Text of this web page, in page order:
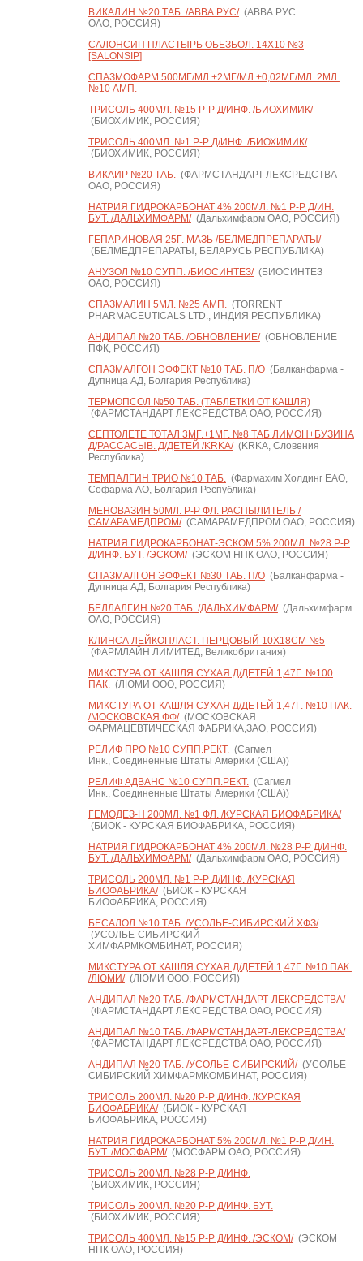
ВИКАЛИН №20 ТАБ. /АВВА РУС/(АВВА РУС
ОАО, РОССИЯ)
САЛОНСИП ПЛАСТЫРЬ ОБЕЗБОЛ. 14X10 №3
[SALONSIP]
СПАЗМОФАРМ 500МГ/МЛ.+2МГ/МЛ.+0,02МГ/МЛ. 2МЛ.
№10 АМП.
ТРИСОЛЬ 400МЛ. №15 Р-Р Д/ИНФ. /БИОХИМИК/
(БИОХИМИК, РОССИЯ)
ТРИСОЛЬ 400МЛ. №1 Р-Р Д/ИНФ. /БИОХИМИК/
(БИОХИМИК, РОССИЯ)
ВИКАИР №20 ТАБ.(ФАРМСТАНДАРТ ЛЕКСРЕДСТВА
ОАО, РОССИЯ)
НАТРИЯ ГИДРОКАРБОНАТ 4% 200МЛ. №1 Р-Р Д/ИН.
БУТ. /ДАЛЬХИМФАРМ/(Дальхимфарм ОАО, РОССИЯ)
ГЕПАРИНОВАЯ 25Г. МАЗЬ /БЕЛМЕДПРЕПАРАТЫ/
(БЕЛМЕДПРЕПАРАТЫ, БЕЛАРУСЬ РЕСПУБЛИКА)
АНУЗОЛ №10 СУПП. /БИОСИНТЕЗ/(БИОСИНТЕЗ
ОАО, РОССИЯ)
СПАЗМАЛИН 5МЛ. №25 АМП.(TORRENT
PHARMACEUTICALS LTD., ИНДИЯ РЕСПУБЛИКА)
АНДИПАЛ №20 ТАБ. /ОБНОВЛЕНИЕ/(ОБНОВЛЕНИЕ
ПФК, РОССИЯ)
СПАЗМАЛГОН ЭФФЕКТ №10 ТАБ. П/О(Балканфарма -
Дупница АД, Болгария Республика)
ТЕРМОПСОЛ №50 ТАБ. (ТАБЛЕТКИ ОТ КАШЛЯ)
(ФАРМСТАНДАРТ ЛЕКСРЕДСТВА ОАО, РОССИЯ)
СЕПТОЛЕТЕ ТОТАЛ 3МГ.+1МГ. №8 ТАБ ЛИМОН+БУЗИНА
Д/РАССАСЫВ. Д/ДЕТЕЙ /KRKA/(KRKA, Словения
Республика)
ТЕМПАЛГИН ТРИО №10 ТАБ.(Фармахим Холдинг ЕАО,
Софарма АО, Болгария Республика)
МЕНОВАЗИН 50МЛ. Р-Р ФЛ. РАСПЫЛИТЕЛЬ /
САМАРАМЕДПРОМ/(САМАРАМЕДПРОМ ОАО, РОССИЯ)
НАТРИЯ ГИДРОКАРБОНАТ-ЭСКОМ 5% 200МЛ. №28 Р-Р
Д/ИНФ. БУТ. /ЭСКОМ/(ЭСКОМ НПК ОАО, РОССИЯ)
СПАЗМАЛГОН ЭФФЕКТ №30 ТАБ. П/О(Балканфарма -
Дупница АД, Болгария Республика)
БЕЛЛАЛГИН №20 ТАБ. /ДАЛЬХИМФАРМ/(Дальхимфарм
ОАО, РОССИЯ)
КЛИНСА ЛЕЙКОПЛАСТ. ПЕРЦОВЫЙ 10Х18СМ №5
(ФАРМЛАЙН ЛИМИТЕД, Великобритания)
МИКСТУРА ОТ КАШЛЯ СУХАЯ Д/ДЕТЕЙ 1,47Г. №100
ПАК.(ЛЮМИ ООО, РОССИЯ)
МИКСТУРА ОТ КАШЛЯ СУХАЯ Д/ДЕТЕЙ 1,47Г. №10 ПАК.
/МОСКОВСКАЯ ФФ/(МОСКОВСКАЯ
ФАРМАЦЕВТИЧЕСКАЯ ФАБРИКА,ЗАО, РОССИЯ)
РЕЛИФ ПРО №10 СУПП.РЕКТ.(Сагмел
Инк., Соединенные Штаты Америки (США))
РЕЛИФ АДВАНС №10 СУПП.РЕКТ.(Сагмел
Инк., Соединенные Штаты Америки (США))
ГЕМОДЕЗ-Н 200МЛ. №1 ФЛ. /КУРСКАЯ БИОФАБРИКА/
(БИОК - КУРСКАЯ БИОФАБРИКА, РОССИЯ)
НАТРИЯ ГИДРОКАРБОНАТ 4% 200МЛ. №28 Р-Р Д/ИНФ.
БУТ. /ДАЛЬХИМФАРМ/(Дальхимфарм ОАО, РОССИЯ)
ТРИСОЛЬ 200МЛ. №1 Р-Р Д/ИНФ. /КУРСКАЯ
БИОФАБРИКА/(БИОК - КУРСКАЯ
БИОФАБРИКА, РОССИЯ)
БЕСАЛОЛ №10 ТАБ. /УСОЛЬЕ-СИБИРСКИЙ ХФЗ/
(УСОЛЬЕ-СИБИРСКИЙ
ХИМФАРМКОМБИНАТ, РОССИЯ)
МИКСТУРА ОТ КАШЛЯ СУХАЯ Д/ДЕТЕЙ 1,47Г. №10 ПАК.
/ЛЮМИ/(ЛЮМИ ООО, РОССИЯ)
АНДИПАЛ №20 ТАБ. /ФАРМСТАНДАРТ-ЛЕКСРЕДСТВА/
(ФАРМСТАНДАРТ ЛЕКСРЕДСТВА ОАО, РОССИЯ)
АНДИПАЛ №10 ТАБ. /ФАРМСТАНДАРТ-ЛЕКСРЕДСТВА/
(ФАРМСТАНДАРТ ЛЕКСРЕДСТВА ОАО, РОССИЯ)
АНДИПАЛ №20 ТАБ. /УСОЛЬЕ-СИБИРСКИЙ/(УСОЛЬЕ-
СИБИРСКИЙ ХИМФАРМКОМБИНАТ, РОССИЯ)
ТРИСОЛЬ 200МЛ. №20 Р-Р Д/ИНФ. /КУРСКАЯ
БИОФАБРИКА/(БИОК - КУРСКАЯ
БИОФАБРИКА, РОССИЯ)
НАТРИЯ ГИДРОКАРБОНАТ 5% 200МЛ. №1 Р-Р Д/ИН.
БУТ. /МОСФАРМ/(МОСФАРМ ОАО, РОССИЯ)
ТРИСОЛЬ 200МЛ. №28 Р-Р Д/ИНФ.
(БИОХИМИК, РОССИЯ)
ТРИСОЛЬ 200МЛ. №20 Р-Р Д/ИНФ. БУТ.
(БИОХИМИК, РОССИЯ)
ТРИСОЛЬ 400МЛ. №15 Р-Р Д/ИНФ. /ЭСКОМ/(ЭСКОМ
НПК ОАО, РОССИЯ)